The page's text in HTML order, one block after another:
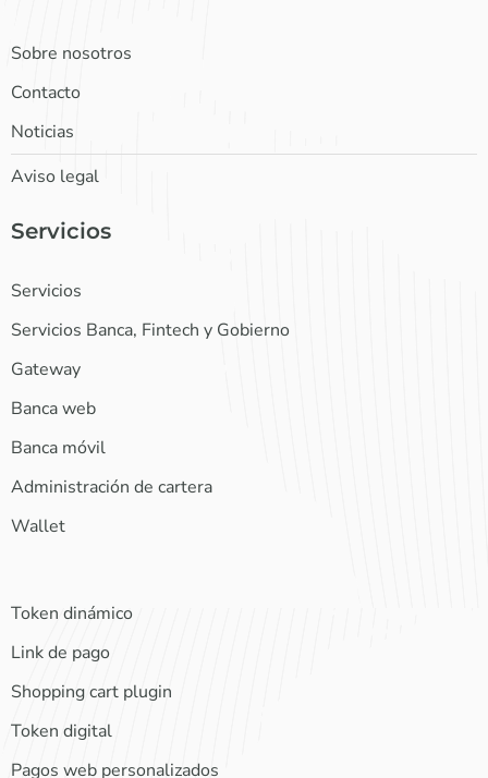
Sobre nosotros
Contacto
Noticias
Aviso legal
Servicios
Servicios
Servicios Banca, Fintech y Gobierno
Gateway
Banca web
Banca móvil
Administración de cartera
Wallet
Token dinámico
Link de pago
Shopping cart plugin
Token digital
Pagos web personalizados